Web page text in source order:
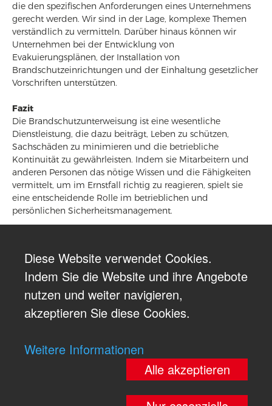
Diese Website verwendet Cookies.
Indem Sie die Website und ihre Angebote
nutzen und weiter navigieren,
akzeptieren Sie diese Cookies.
Weitere Informationen
Alle akzeptieren
die den spezifischen Anforderungen eines Unternehmens
gerecht werden. Wir sind in der Lage, komplexe Themen
verständlich zu vermitteln. Darüber hinaus können wir
Unternehmen bei der Entwicklung von
Evakuierungsplänen, der Installation von
Brandschutzeinrichtungen und der Einhaltung gesetzlicher
Vorschriften unterstützen.
Fazit
Die Brandschutzunterweisung ist eine wesentliche
Dienstleistung, die dazu beiträgt, Leben zu schützen,
Sachschäden zu minimieren und die betriebliche
Kontinuität zu gewährleisten. Indem sie Mitarbeitern und
anderen Personen das nötige Wissen und die Fähigkeiten
vermittelt, um im Ernstfall richtig zu reagieren, spielt sie
eine entscheidende Rolle im betrieblichen und
persönlichen Sicherheitsmanagement.
© re´graph GmbH, 2026 All rights reserved|Impressum|